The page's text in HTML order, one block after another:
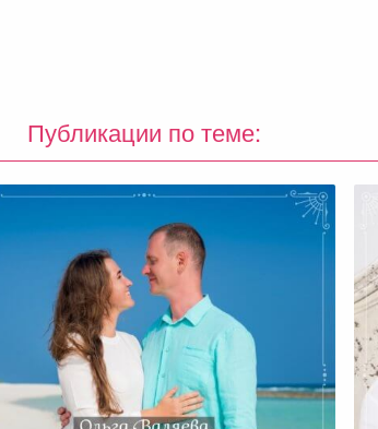
Публикации по теме: